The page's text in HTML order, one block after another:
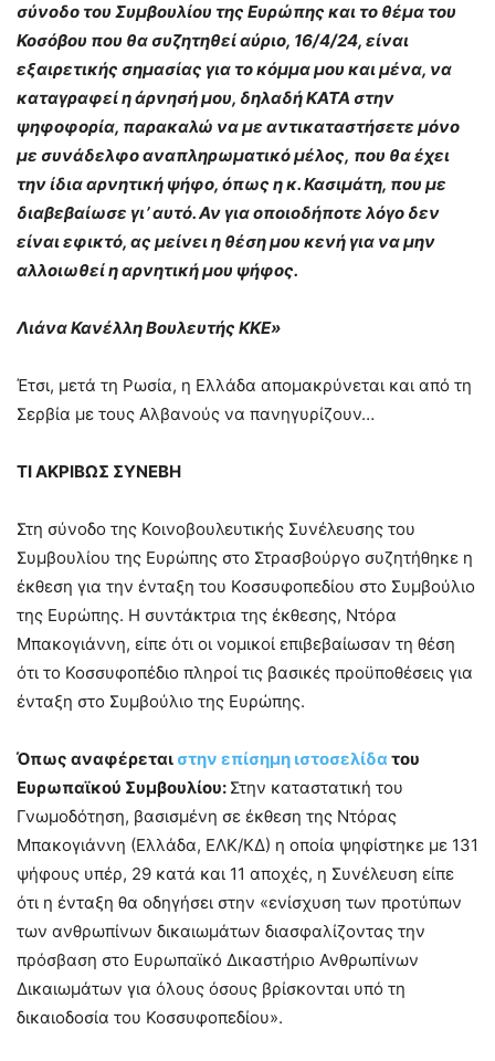
σύνοδο του Συμβουλίου της Ευρώπης και το θέμα του
Κοσόβου που θα συζητηθεί αύριο, 16/4/24, είναι
εξαιρετικής σημασίας για το κόμμα μου και μένα, να
καταγραφεί η άρνησή μου, δηλαδή ΚΑΤΑ στην
ψηφοφορία, παρακαλώ να με αντικαταστήσετε μόνο
με συνάδελφο αναπληρωματικό μέλος, που θα έχει
την ίδια αρνητική ψήφο, όπως η κ. Κασιμάτη, που με
διαβεβαίωσε γι’ αυτό. Αν για οποιοδήποτε λόγο δεν
είναι εφικτό, ας μείνει η θέση μου κενή για να μην
αλλοιωθεί η αρνητική μου ψήφος.
Λιάνα Κανέλλη Βουλευτής ΚΚΕ»
Έτσι, μετά τη Ρωσία, η Ελλάδα απομακρύνεται και από τη
Σερβία με τους Αλβανούς να πανηγυρίζουν…
ΤΙ ΑΚΡΙΒΩΣ ΣΥΝΕΒΗ
Στη σύνοδο της Κοινοβουλευτικής Συνέλευσης του
Συμβουλίου της Ευρώπης στο Στρασβούργο συζητήθηκε η
έκθεση για την ένταξη του Κοσσυφοπεδίου στο Συμβούλιο
της Ευρώπης. Η συντάκτρια της έκθεσης, Ντόρα
Μπακογιάννη, είπε ότι οι νομικοί επιβεβαίωσαν τη θέση
ότι το Κοσσυφοπέδιο πληροί τις βασικές προϋποθέσεις για
ένταξη στο Συμβούλιο της Ευρώπης.
Όπως αναφέρεται στην επίσημη ιστοσελίδα του
Ευρωπαϊκού Συμβουλίου: Στην καταστατική του
Γνωμοδότηση, βασισμένη σε έκθεση της Ντόρας
Μπακογιάννη (Ελλάδα, ΕΛΚ/ΚΔ) η οποία ψηφίστηκε με 131
ψήφους υπέρ, 29 κατά και 11 αποχές, η Συνέλευση είπε
ότι η ένταξη θα οδηγήσει στην «ενίσχυση των προτύπων
των ανθρωπίνων δικαιωμάτων διασφαλίζοντας την
πρόσβαση στο Ευρωπαϊκό Δικαστήριο Ανθρωπίνων
Δικαιωμάτων για όλους όσους βρίσκονται υπό τη
δικαιοδοσία του Κοσσυφοπεδίου».